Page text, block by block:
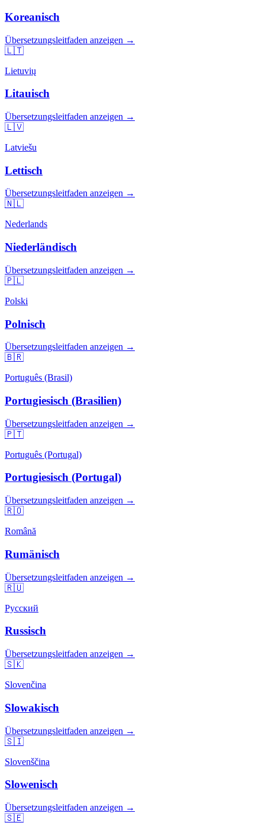
Koreanisch
Übersetzungsleitfaden anzeigen →
🇱🇹
Lietuvių
Litauisch
Übersetzungsleitfaden anzeigen →
🇱🇻
Latviešu
Lettisch
Übersetzungsleitfaden anzeigen →
🇳🇱
Nederlands
Niederländisch
Übersetzungsleitfaden anzeigen →
🇵🇱
Polski
Polnisch
Übersetzungsleitfaden anzeigen →
🇧🇷
Português (Brasil)
Portugiesisch (Brasilien)
Übersetzungsleitfaden anzeigen →
🇵🇹
Português (Portugal)
Portugiesisch (Portugal)
Übersetzungsleitfaden anzeigen →
🇷🇴
Română
Rumänisch
Übersetzungsleitfaden anzeigen →
🇷🇺
Русский
Russisch
Übersetzungsleitfaden anzeigen →
🇸🇰
Slovenčina
Slowakisch
Übersetzungsleitfaden anzeigen →
🇸🇮
Slovenščina
Slowenisch
Übersetzungsleitfaden anzeigen →
🇸🇪